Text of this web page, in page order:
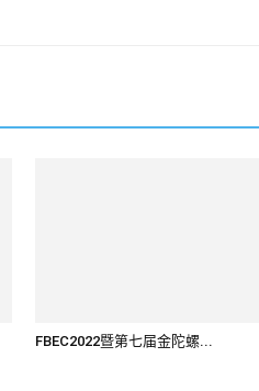
FBEC2022暨第七届金陀螺...